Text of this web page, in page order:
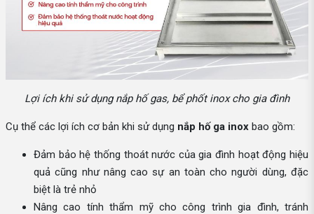
Lợi ích khi sử dụng nắp hố gas, bể phốt inox cho gia đình
Cụ thể các lợi ích cơ bản khi sử dụng nắp hố ga inox bao gồm:
Đảm bảo hệ thống thoát nước của gia đình hoạt động hiệu
quả cũng như nâng cao sự an toàn cho người dùng, đặc
biệt là trẻ nhỏ
Nâng cao tính thẩm mỹ cho công trình gia đình, tránh